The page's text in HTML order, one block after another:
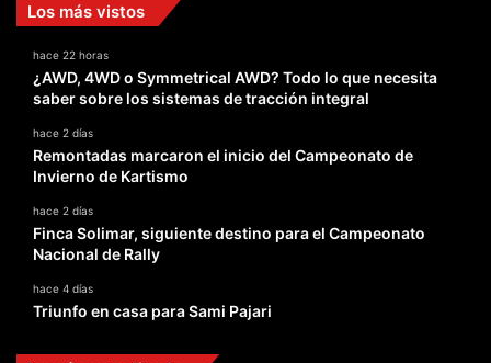
Los más vistos
hace 22 horas
¿AWD, 4WD o Symmetrical AWD? Todo lo que necesita
saber sobre los sistemas de tracción integral
hace 2 días
Remontadas marcaron el inicio del Campeonato de
Invierno de Kartismo
hace 2 días
Finca Solimar, siguiente destino para el Campeonato
Nacional de Rally
hace 4 días
Triunfo en casa para Sami Pajari